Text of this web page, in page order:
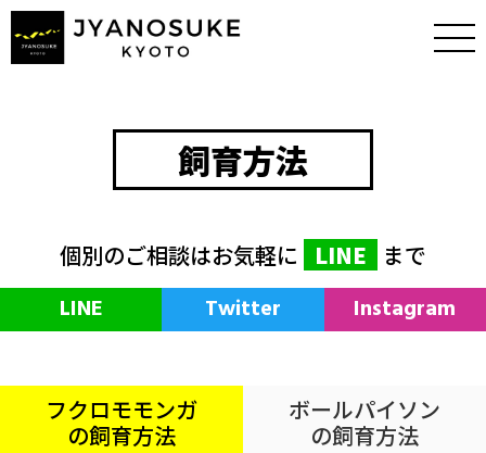
飼育方法
個別のご相談はお気軽に LINE まで
LINE Twitter Instagram
フクロモモンガ
の飼育方法
ボールパイソン
の飼育方法